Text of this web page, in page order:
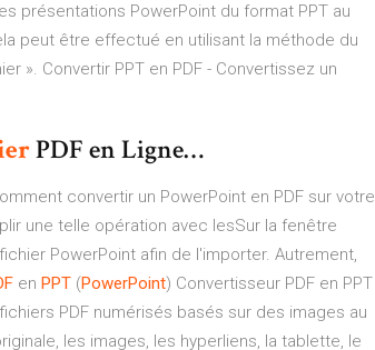
présentations PowerPoint du format PPT au
peut être effectué en utilisant la méthode du
». Convertir PPT en PDF - Convertissez un
PDF en Ligne…
convertir un PowerPoint en PDF sur votre
une telle opération avec lesSur la fenêtre
PowerPoint afin de l'importer. Autrement,
en PPT (PowerPoint) Convertisseur PDF en PPT
PDF numérisés basés sur des images au
les images, les hyperliens, la tablette, le